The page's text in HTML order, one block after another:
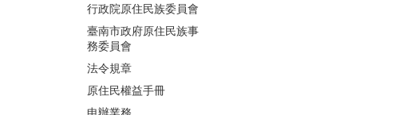
行政院原住民族委員會
臺南市政府原住民族事
務委員會
法令規章
原住民權益手冊
申辦業務